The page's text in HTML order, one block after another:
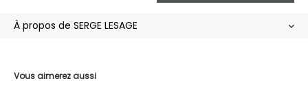
Vous aimerez aussi
À propos de SERGE LESAGE